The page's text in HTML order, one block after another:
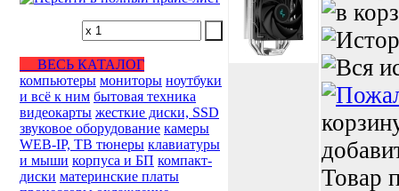
ВЕСЬ КАТАЛОГ
компьютеры мониторы ноутбуки
и всё к ним бытовая техника
видеокарты жесткие диски, SSD
звуковое оборудование камеры
WEB-IP, ТВ тюнеры клавиатуры
и мыши корпуса и БП компакт-
диски материнские платы
Товар